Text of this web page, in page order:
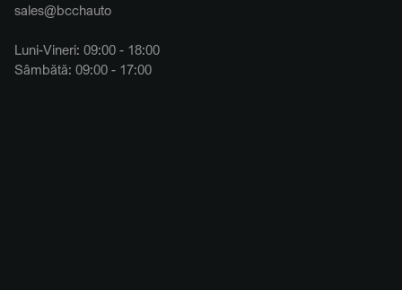
sales@bcchauto
Luni-Vineri: 09:00 - 18:00
Sâmbătă: 09:00 - 17:00